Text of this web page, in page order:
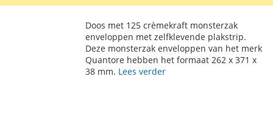
AAN
VERLANGLIJST
TE
VERGELIJKEN
Doos met 125 crèmekraft monsterzak
enveloppen met zelfklevende plakstrip.
Deze monsterzak enveloppen van het merk
Quantore hebben het formaat 262 x 371 x
38 mm. Lees verder